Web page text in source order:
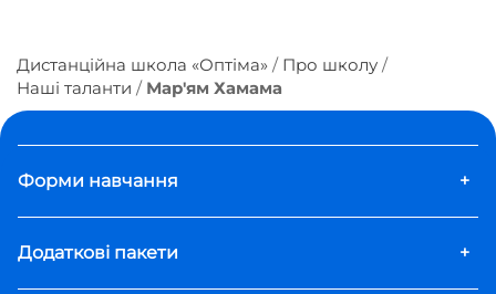
Дистанційна школа «Оптіма»
Про школу
Наші таланти
Мар'ям Хамама
Форми навчання +
Додаткові пакети +